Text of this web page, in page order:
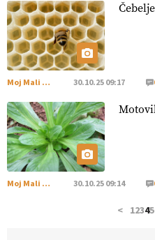
[EKOloško = LOGIČNO
prilagojene sorte
VEČ
https://t.co/OQSsax7l8V
https://t.co/PAL0zlhVia
[EKOloško = LOGIČNO
pridelava aronije
kmetijsko in podjetniško zgodbo.
https://t.co/EulJoSBYMi @EUAgri
https://t.co/xp1oihBDaJ
Moj Mali Svet 30.10.25 09:17
Moj Mali Svet 30.10.25 09:14
< 12345